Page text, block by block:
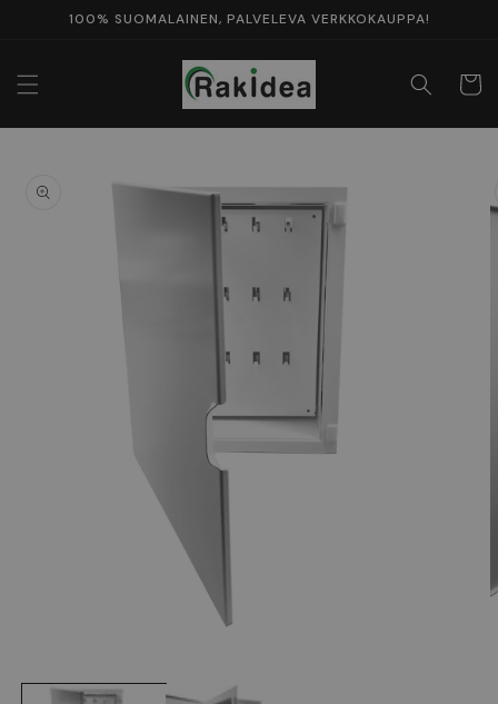
100% SUOMALAINEN, PALVELEVA VERKKOKAUPPA!
tuotetietoihin
modaalisessa